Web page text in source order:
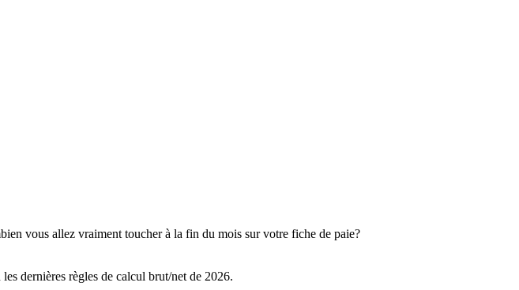
vous allez vraiment toucher à la fin du mois sur votre fiche de paie?
dernières règles de calcul brut/net de 2026.